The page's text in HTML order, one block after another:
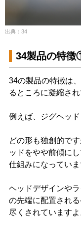
出典：34
34製品の特
34の製品の特徴は
るところに凝縮され
例えば、ジグヘッド
どの形も独創的で
ッドをやや前傾に
仕組みになっていま
ヘッドデザインや
の先端に配置され
尽くされていますよ